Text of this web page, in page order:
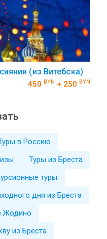
(из Витебска)
450 BYN + 250 BYN
в Россию
Туры из Бреста
туры
дня из Бреста
Жодино
из Бреста